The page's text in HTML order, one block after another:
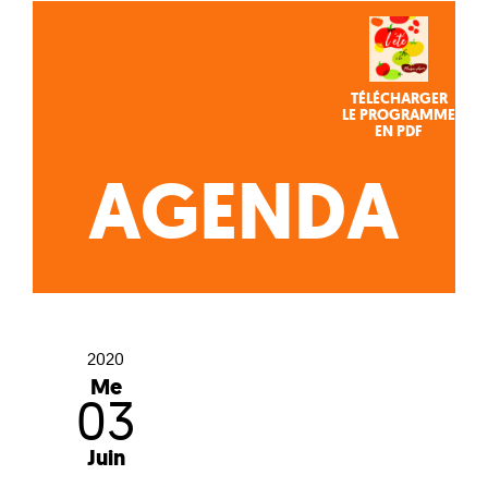
TÉLÉCHARGER
LE PROGRAMME
EN PDF
AGENDA
2020
Me
03
Juin